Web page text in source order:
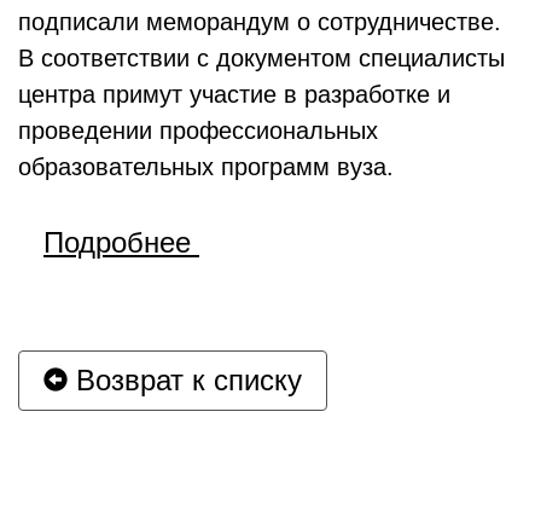
подписали меморандум о сотрудничестве.
В соответствии с документом специалисты
центра примут участие в разработке и
проведении профессиональных
образовательных программ вуза.
Подробнее
Возврат к списку